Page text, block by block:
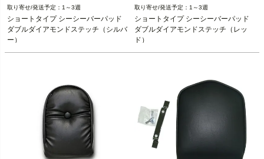
1～3週
ショートタイプ シーシーバーパッド
ダブルダイアモンドステッチ（シルバ
ー）
1～3週
ショートタイプ シーシーバーパッド
ダブルダイアモンドステッチ（レッ
ド）